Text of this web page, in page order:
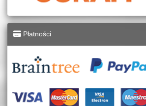
Płatności